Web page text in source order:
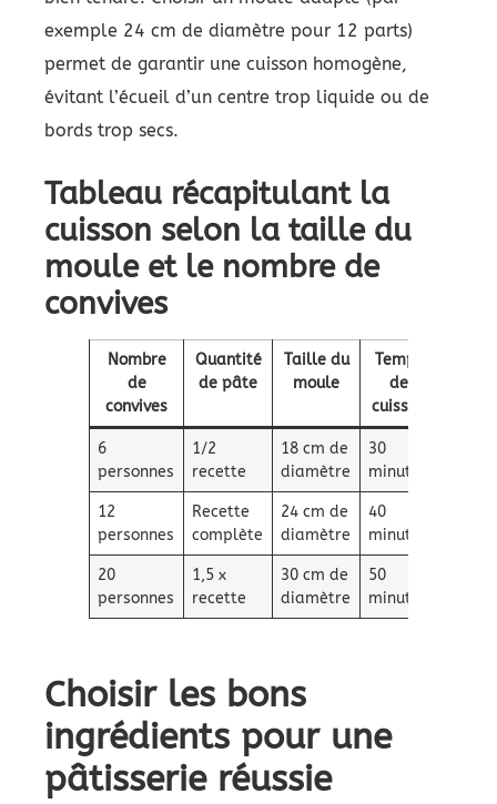
exemple 24 cm de diamètre pour 12 parts)
permet de garantir une cuisson homogène,
évitant l’écueil d’un centre trop liquide ou de
bords trop secs.
Tableau récapitulant la
cuisson selon la taille du
moule et le nombre de
convives
Nombre
de
convives
Quantité
de pâte
Taille du
moule
Temps
de
cuisson
6
personnes
1/2
recette
18 cm de
diamètre
30
minutes
12
personnes
Recette
complète
24 cm de
diamètre
40
minutes
20
personnes
1,5 x
recette
30 cm de
diamètre
50
minutes
Choisir les bons
ingrédients pour une
pâtisserie réussie